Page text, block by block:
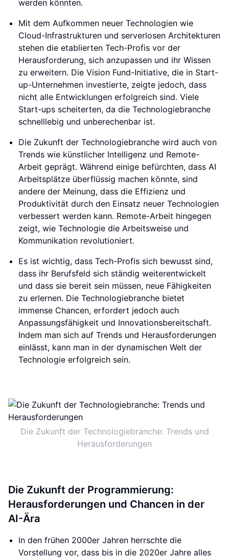
werden könnten.
Mit dem Aufkommen neuer Technologien wie
Cloud-Infrastrukturen und serverlosen Architekturen
stehen die etablierten Tech-Profis vor der
Herausforderung, sich anzupassen und ihr Wissen
zu erweitern. Die Vision Fund-Initiative, die in Start-
up-Unternehmen investierte, zeigte jedoch, dass
nicht alle Entwicklungen erfolgreich sind. Viele
Start-ups scheiterten, da die Technologiebranche
schnelllebig und unberechenbar ist.
Die Zukunft der Technologiebranche wird auch von
Trends wie künstlicher Intelligenz und Remote-
Arbeit geprägt. Während einige befürchten, dass AI
Arbeitsplätze überflüssig machen könnte, sind
andere der Meinung, dass die Effizienz und
Produktivität durch den Einsatz neuer Technologien
verbessert werden kann. Remote-Arbeit hingegen
zeigt, wie Technologie die Arbeitsweise und
Kommunikation revolutioniert.
Es ist wichtig, dass Tech-Profis sich bewusst sind,
dass ihr Berufsfeld sich ständig weiterentwickelt
und dass sie bereit sein müssen, neue Fähigkeiten
zu erlernen. Die Technologiebranche bietet
immense Chancen, erfordert jedoch auch
Anpassungsfähigkeit und Innovationsbereitschaft.
Indem man sich auf Trends und Herausforderungen
einlässt, kann man in der dynamischen Welt der
Technologie erfolgreich sein.
Die Zukunft der Technologiebranche: Trends und
Herausforderungen
Die Zukunft der Programmierung:
Herausforderungen und Chancen in der
AI-Ära
In den frühen 2000er Jahren herrschte die
Vorstellung vor, dass bis in die 2020er Jahre alles